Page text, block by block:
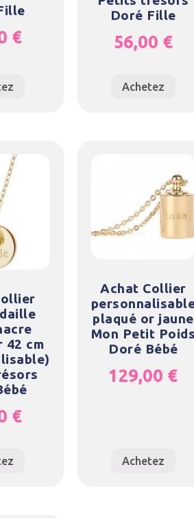
€
Doré Fille
56,00 €
Achetez
42 cm
€
Achat Collier
plaqué or jaune
Mon Petit
Doré Bébé
129,00 €
Achetez